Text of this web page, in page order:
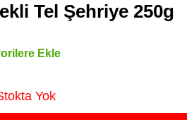
Tel Şehriye 250g
Ekle
Yok